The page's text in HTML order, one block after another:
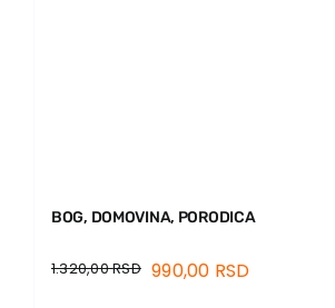
BOG, DOMOVINA, PORODICA
1.320,00RSD 990,00 RSD